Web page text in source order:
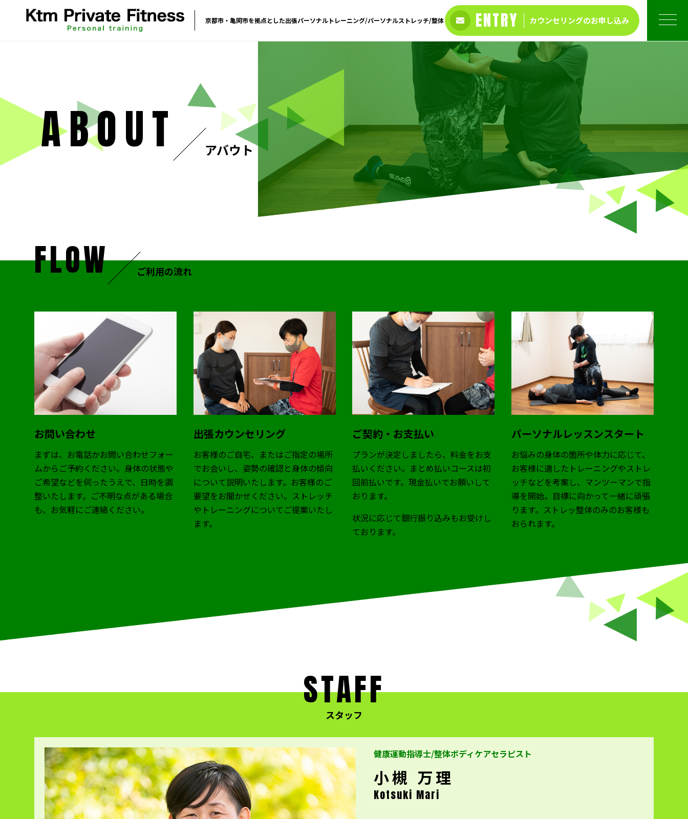
京都市・亀岡市を拠点とした出張パーソナルトレーニング/パーソナルストレッチ/整体 ENTRY カウンセリングのお申し込み
ABOUT アバウト
FLOW ご利用の流れ
お問い合わせ
まずは、お電話かお問い合わせフォー
ムからご予約ください。身体の状態や
ご希望などを伺ったうえで、日時を調
整いたします。ご不明な点がある場合
も、お気軽にご連絡ください。
出張カウンセリング
お客様のご自宅、またはご指定の場所
でお会いし、姿勢の確認と身体の傾向
について説明いたします。お客様のご
要望をお聞かせください。ストレッチ
やトレーニングについてご提案いたし
ます。
ご契約・お支払い
プランが決定しましたら、料金をお支
払いください。まとめ払いコースは初
回前払いです。現金払いでお願いして
おります。
状況に応じて銀行振り込みもお受けし
ております。
パーソナルレッスンスタート
お悩みの身体の箇所や体力に応じて、
お客様に適したトレーニングやストレ
ッチなどを考案し、マンツーマンで指
導を開始。目標に向かって一緒に頑張
ります。ストレッ整体のみのお客様も
おられます。
STAFF
スタッフ
健康運動指導士/整体ボディケアセラピスト
小槻 万理
Kotsuki Mari